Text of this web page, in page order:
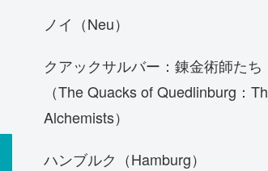
ノイ（Neu）
クアックサルバー：錬金術師たち
（The Quacks of Quedlinburg：
Alchemists）
ハンブルク（Hamburg）